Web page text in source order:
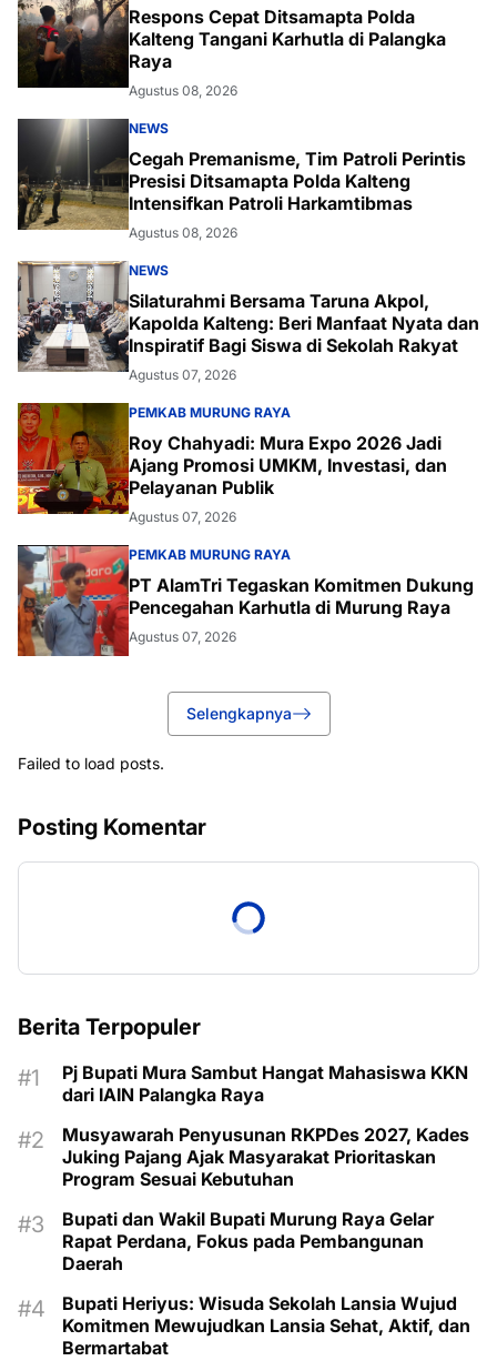
Respons Cepat Ditsamapta Polda
Kalteng Tangani Karhutla di Palangka
Raya
Agustus 08, 2026
NEWS
Cegah Premanisme, Tim Patroli Perintis
Presisi Ditsamapta Polda Kalteng
Intensifkan Patroli Harkamtibmas
Agustus 08, 2026
NEWS
Silaturahmi Bersama Taruna Akpol,
Kapolda Kalteng: Beri Manfaat Nyata dan
Inspiratif Bagi Siswa di Sekolah Rakyat
Agustus 07, 2026
PEMKAB MURUNG RAYA
Roy Chahyadi: Mura Expo 2026 Jadi
Ajang Promosi UMKM, Investasi, dan
Pelayanan Publik
Agustus 07, 2026
PEMKAB MURUNG RAYA
PT AlamTri Tegaskan Komitmen Dukung
Pencegahan Karhutla di Murung Raya
Agustus 07, 2026
Selengkapnya
Failed to load posts.
Posting Komentar
Berita Terpopuler
Pj Bupati Mura Sambut Hangat Mahasiswa KKN
dari IAIN Palangka Raya
Musyawarah Penyusunan RKPDes 2027, Kades
Juking Pajang Ajak Masyarakat Prioritaskan
Program Sesuai Kebutuhan
Bupati dan Wakil Bupati Murung Raya Gelar
Rapat Perdana, Fokus pada Pembangunan
Daerah
Bupati Heriyus: Wisuda Sekolah Lansia Wujud
Komitmen Mewujudkan Lansia Sehat, Aktif, dan
Bermartabat